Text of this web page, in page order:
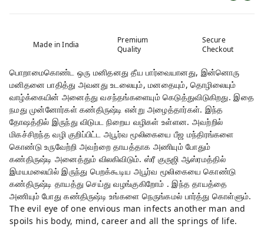
Made in India
Premium
Quality
Secure
Checkout
பொறாமைகொண்ட ஒரு மனிதனது தீய பார்வையானது, இன்னொரு
மனிதனை பாதித்து அவனது உடலையும், மனதையும், தொழிலையும்
வாழ்க்கையின் அனைத்து வசந்தங்களையும் கெடுத்துவிடுகிறது. இதை
நமது முன்னோர்கள் கண்திருஷ்டி என்று அழைத்தார்கள். இந்த
தோஷத்தில் இருந்து விடுபட நிறைய வழிகள் உள்ளன. அவற்றில்
மிகச்சிறந்த வழி குறிப்பிட்ட அபூர்வ மூலிகையை பீஜ மந்திரங்களை
கொண்டு உருவேற்றி அவற்றை தாயத்தாக அணியும் போதும்
கண்திருஷ்டி அனைத்தும் விலகிவிடும். ஸ்ரீ குருஜி ஆஸ்ரமத்தில்
இமயமலையில் இருந்து பெறக்கூடிய அபூர்வ மூலிகையை கொண்டு
கண்திருஷ்டி தாயத்து செய்து வழங்குகிறோம் . இந்த தாயத்தை
அணியும் போது கண்திருஷ்டி உங்களை நெருங்கமல் பார்த்து கொள்ளும்.
The evil eye of one envious man infects another man and
spoils his body, mind, career and all the springs of life.